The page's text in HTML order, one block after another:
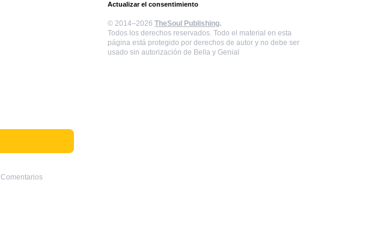
Actualizar el consentimiento
© 2014–2026 TheSoul Publishing.
Todos los derechos reservados. Todo el material en esta
página está protegido por derechos de autor y no debe ser
usado sin autorización de Bella y Genial
Comentarios